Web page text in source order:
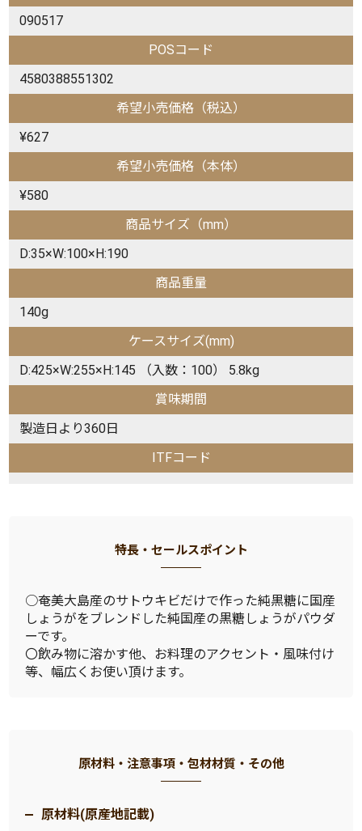
090517
POSコード
4580388551302
希望小売価格（税込）
¥627
希望小売価格（本体）
¥580
商品サイズ（mm）
D:35×W:100×H:190
商品重量
140g
ケースサイズ(mm)
D:425×W:255×H:145 （入数：100） 5.8kg
賞味期間
製造日より360日
ITFコード
特長・セールスポイント
○奄美大島産のサトウキビだけで作った純黒糖に国産
しょうがをブレンドした純国産の黒糖しょうがパウダ
ーです。
〇飲み物に溶かす他、お料理のアクセント・風味付け
等、幅広くお使い頂けます。
原材料・注意事項・包材材質・その他
原材料(原産地記載)